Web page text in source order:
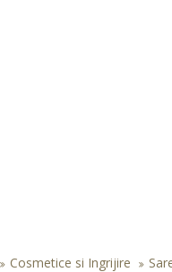
Cosmetice si Ingrijire